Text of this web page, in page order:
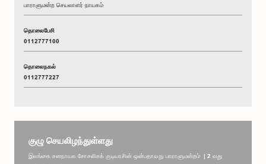
பாராளுமன்ற செயலாளர் நாயகம்
தொலைபேசி
0112777100
தொலைநகல்
0112777227
குழு செயலிழந்துள்ளது
இலங்கை சனநாயக சோசலிசக் குடியரசின் ஒன்பதாவது பாராளுமன்றம் | 2 வது